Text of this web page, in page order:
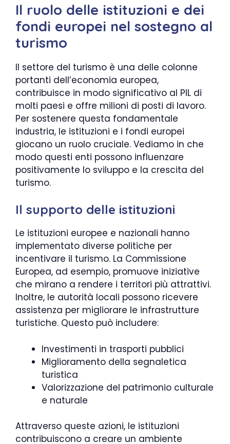
Il ruolo delle istituzioni e dei
fondi europei nel sostegno al
turismo
Il settore del turismo è una delle colonne
portanti dell’economia europea,
contribuisce in modo significativo al PIL di
molti paesi e offre milioni di posti di lavoro.
Per sostenere questa fondamentale
industria, le istituzioni e i fondi europei
giocano un ruolo cruciale. Vediamo in che
modo questi enti possono influenzare
positivamente lo sviluppo e la crescita del
turismo.
Il supporto delle istituzioni
Le istituzioni europee e nazionali hanno
implementato diverse politiche per
incentivare il turismo. La Commissione
Europea, ad esempio, promuove iniziative
che mirano a rendere i territori più attrattivi.
Inoltre, le autorità locali possono ricevere
assistenza per migliorare le infrastrutture
turistiche. Questo può includere:
Investimenti in trasporti pubblici
Miglioramento della segnaletica
turistica
Valorizzazione del patrimonio culturale
e naturale
Attraverso queste azioni, le istituzioni
contribuiscono a creare un ambiente